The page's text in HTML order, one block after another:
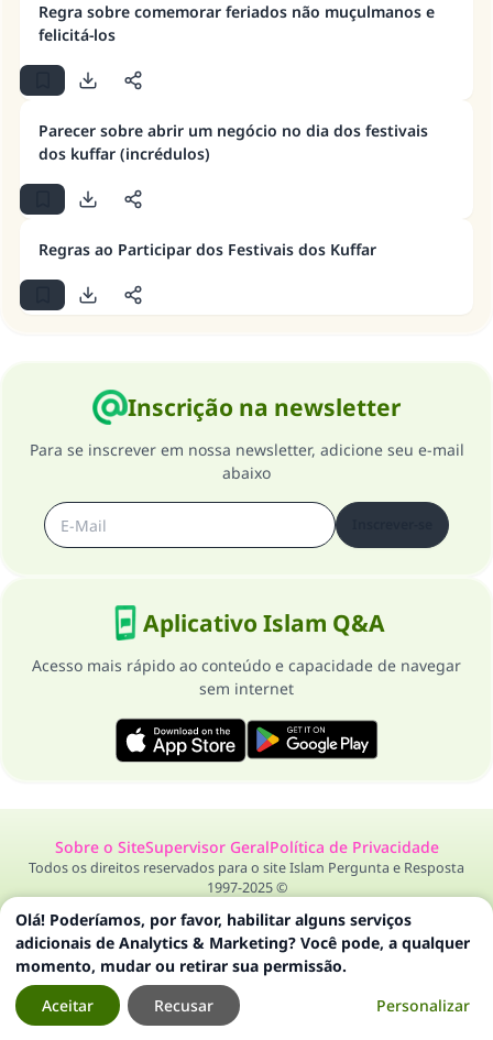
Regra sobre comemorar feriados não muçulmanos e
felicitá-los
Parecer sobre abrir um negócio no dia dos festivais
dos kuffar (incrédulos)
Regras ao Participar dos Festivais dos Kuffar
Inscrição na newsletter
Para se inscrever em nossa newsletter, adicione seu e-mail
abaixo
Aplicativo Islam Q&A
Acesso mais rápido ao conteúdo e capacidade de navegar
sem internet
Sobre o SiteSupervisor GeralPolítica de Privacidade
Todos os direitos reservados para o site Islam Pergunta e Resposta
1997-2025 ©
O Profeta ﷺ disse,
"Quem quer que incentive outros a fazer o
que é bom receberá a mesma recompensa
que aqueles que o fazem."
(MUSLIM, 1893)
Olá! Poderíamos, por favor, habilitar alguns serviços
adicionais de Analytics & Marketing? Você pode, a qualquer
momento, mudar ou retirar sua permissão.
Personalizar
Recusar
Aceitar